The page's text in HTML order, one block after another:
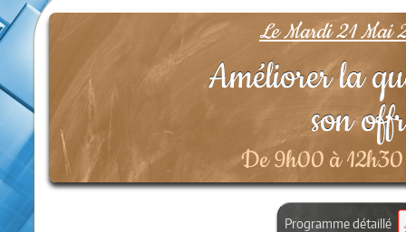
Le Mardi 21 Mai
Améliorer la
son
De 9h00 à
Programme détaillé